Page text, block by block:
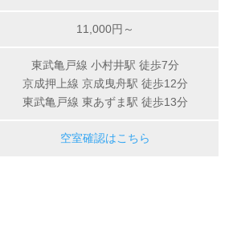
11,000円～
東武亀戸線 小村井駅 徒歩7分
京成押上線 京成曳舟駅 徒歩12分
東武亀戸線 東あずま駅 徒歩13分
空室確認はこちら